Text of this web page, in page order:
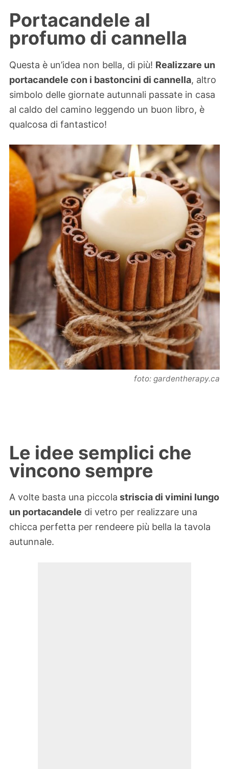
Portacandele al
profumo di cannella
Questa è un’idea non bella, di più! Realizzare un
portacandele con i bastoncini di cannella, altro
simbolo delle giornate autunnali passate in casa
al caldo del camino leggendo un buon libro, è
qualcosa di fantastico!
foto: gardentherapy.ca
Le idee semplici che
vincono sempre
A volte basta una piccola striscia di vimini lungo
un portacandele di vetro per realizzare una
chicca perfetta per rendeere più bella la tavola
autunnale.